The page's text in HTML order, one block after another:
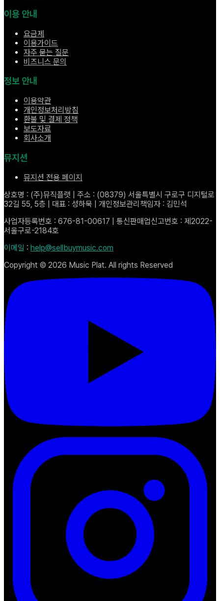
이용 안내
요금제
이용가이드
자주 묻는 질문
비즈니스 문의
정보 안내
이용약관
개인정보처리방침
환불 및 결제 정책
보도자료
회사소개
뮤지션
뮤지션 전용 페이지
상호명 : (주)뮤직플랫 | 주소 : (08379) 서울특별시 구로구 디지털로
32길 55, 5층 | 대표 : 성하묵 | 개인정보관리책임자 : 김민석
사업자등록번호 : 676-81-00617 | 통신판매업신고번호 : 제2022-
서울구로-2184호
이메일 : help@sellbuymusic.com
Copyright © 2026 Music Plat. All rights Reserved